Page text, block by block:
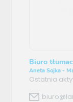
Biuro
Aneta Sojka -
Ostatnia